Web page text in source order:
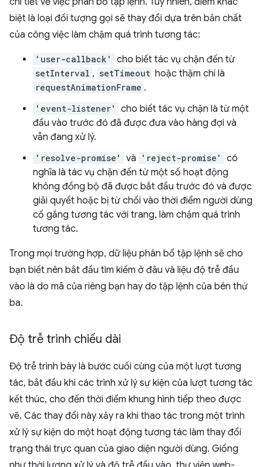
biệt là loại đối tượng gọi sẽ thay đổi dựa trên bản chất
của công việc làm chậm quá trình tương tác:
'user-callback' cho biết tác vụ chặn đến từ
setInterval , setTimeout hoặc thậm chí là
requestAnimationFrame .
'event-listener'
cho biết tác vụ chặn là từ một
đầu vào trước đó đã được đưa vào hàng đợi và
vẫn đang xử lý.
'resolve-promise' và 'reject-promise'
có
nghĩa là tác vụ chặn đến từ một số hoạt động
không đồng bộ đã được bắt đầu trước đó và được
giải quyết hoặc bị từ chối vào thời điểm người dùng
cố gắng tương tác với trang, làm chậm quá trình
tương tác.
Trong mọi trường hợp, dữ liệu phân bổ tập lệnh sẽ cho
bạn biết nên bắt đầu tìm kiếm ở đâu và liệu độ trễ đầu
vào là do mã của riêng bạn hay do tập lệnh của bên thứ
ba.
Độ trễ trình chiếu dài
Độ trễ trình bày là bước cuối cùng của một lượt tương
tác, bắt đầu khi các trình xử lý sự kiện của lượt tương tác
kết thúc, cho đến thời điểm khung hình tiếp theo được
vẽ. Các thay đổi này xảy ra khi thao tác trong một trình
xử lý sự kiện do một hoạt động tương tác làm thay đổi
trạng thái trực quan của giao diện người dùng. Giống